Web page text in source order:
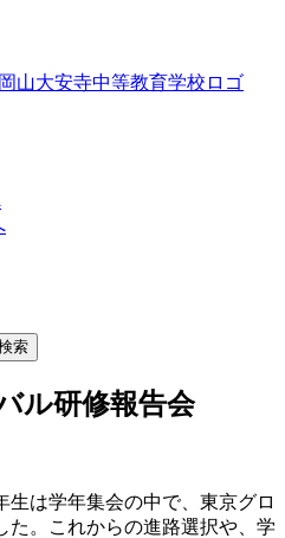
ル研修報告会
生は学年集会の中で、東京グロ
た。これからの進路選択や、学